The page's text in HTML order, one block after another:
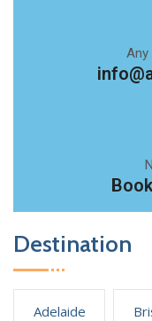
Any
Destination
Adelaide